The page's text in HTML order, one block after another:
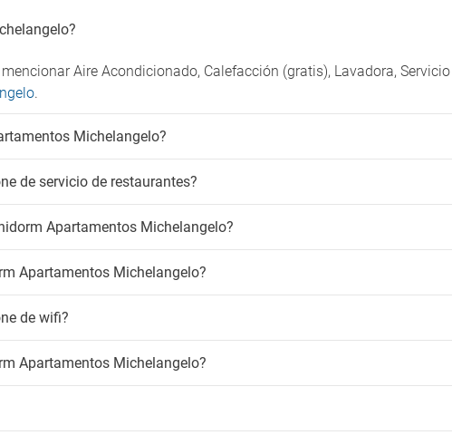
Aire Acondicionado, Calefacción (gratis), Lavadora,
.
Michelangelo?
de servicio de restaurantes?
Apartamentos Michelangelo?
Apartamentos Michelangelo?
de wifi?
Apartamentos Michelangelo?